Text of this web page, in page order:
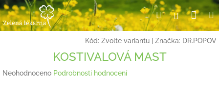
Přejít
na
obsah
HledatPřihlášení
Kód: Zvolte variantu Značka: DR.POPOV
KOSTIVALOVÁ MAST
Průměrné
Neohodnoceno Podrobnosti hodnocení